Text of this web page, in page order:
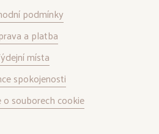
podmínky
a platba
místa
spokojenosti
o souborech cookie